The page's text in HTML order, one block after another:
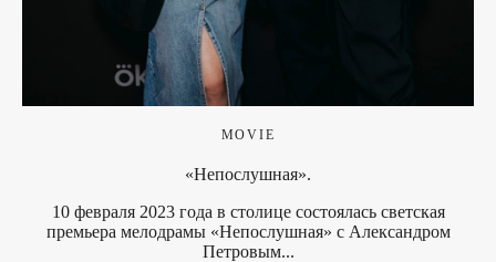
MOVIE
«Непослушная».
10 февраля 2023 года в столице состоялась светская
премьера мелодрамы «Непослушная» с Александром
Петровым...